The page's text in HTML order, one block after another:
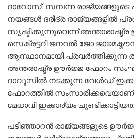
ദാവോസ്: സമ്പന്ന
നയങ്ങള്‍ ദരിദ്ര രാജ്യങ്ങളില്‍
സൃഷ്ടിക്കുന്നുവെന്ന്
സെക്രട്ടറി ജനറല്‍ ജോ
ആസ്ഥാനമായി പ്രവര്‍ത്തിക്കുന്ന
അന്തരാഷ്ട്ര ഊര്‍ജ്ജ ഫോറം
ദാവൂസില്‍ നടക്കുന്ന വേള്‍ഡ്
ഫോറത്തില്‍
മേധാവി ഇക്കാര്യം
പടിഞ്ഞാറന്‍ രാജ്യങ്ങളുടെ